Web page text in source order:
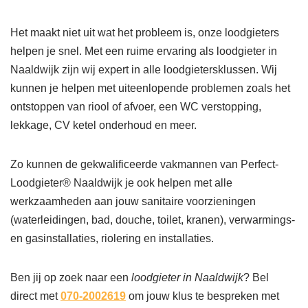
Het maakt niet uit wat het probleem is, onze loodgieters
helpen je snel. Met een ruime ervaring als loodgieter in
Naaldwijk zijn wij expert in alle loodgietersklussen. Wij
kunnen je helpen met uiteenlopende problemen zoals het
ontstoppen van riool of afvoer, een WC verstopping,
lekkage, CV ketel onderhoud en meer.
Zo kunnen de gekwalificeerde vakmannen van Perfect-
Loodgieter® Naaldwijk je ook helpen met alle
werkzaamheden aan jouw sanitaire voorzieningen
(waterleidingen, bad, douche, toilet, kranen), verwarmings-
en gasinstallaties, riolering en installaties.
Ben jij op zoek naar een loodgieter in Naaldwijk? Bel
direct met070-2002619 om jouw klus te bespreken met